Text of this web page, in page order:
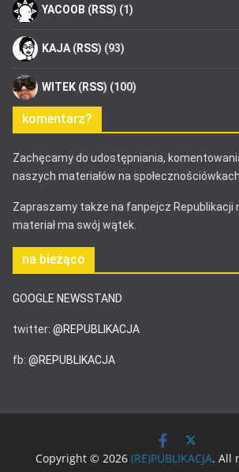
YACOOB (RSS) (1)
KAJA (RSS) (93)
WITEK (RSS) (100)
komentarz?
Zachęcamy do udostępniania,
naszych materiałów na
Zapraszamy także na fanpejcz Republikacji
materiał ma swój wątek.
na bieżąco
GOOGLE NEWSSTAND
twitter: @REPUBLIKACJA
fb: @REPUBLIKACJA
Copyright © 2026 (RE)PUBLIKACJA. All